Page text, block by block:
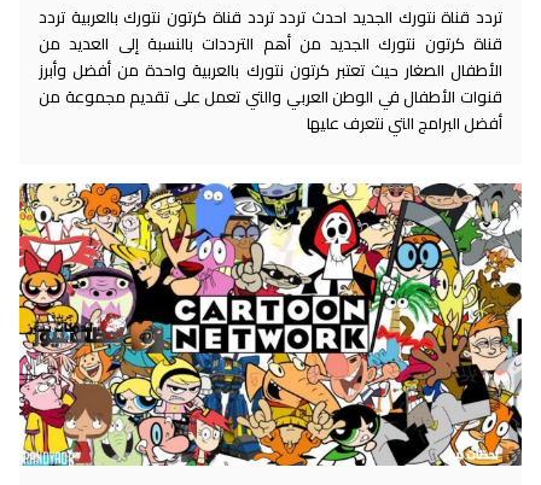
تردد قناة نتورك الجديد احدث تردد تردد قناة كرتون نتورك بالعربية تردد
قناة كرتون نتورك الجديد من أهم الترددات بالنسبة إلى العديد من
الأطفال الصغار حيث تعتبر كرتون نتورك بالعربية واحدة من أفضل وأبرز
قنوات الأطفال في الوطن العربي والتي تعمل على تقديم مجموعة من
أفضل البرامج التي نتعرف عليها